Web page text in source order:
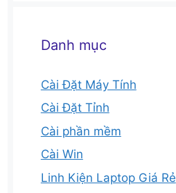
Danh mục
Cài Đặt Máy Tính
Cài Đặt Tỉnh
Cài phần mềm
Cài Win
Linh Kiện Laptop Giá Rẻ